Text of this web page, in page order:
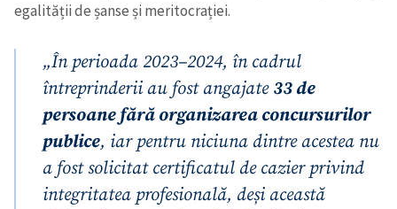
egalității de șanse și meritocrației.
„În perioada 2023–2024, în cadrul
întreprinderii au fost angajate33 de
persoane fără organizarea concursurilor
publice, iar pentru niciuna dintre acestea nu
a fost solicitat certificatul de cazier privind
integritatea profesională, deși această